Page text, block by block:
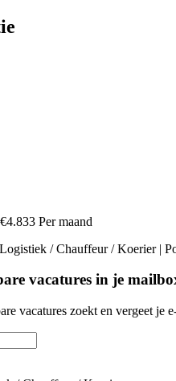
Per maand
/ Chauffeur / Koerier |
vacatures in je
vacatures zoekt en vergeet je